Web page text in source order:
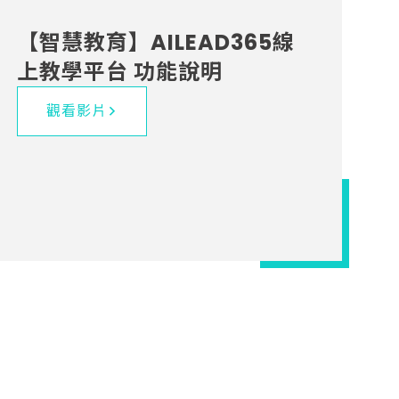
【智慧教育】AILEAD365線
上教學平台 功能說明
觀看影片